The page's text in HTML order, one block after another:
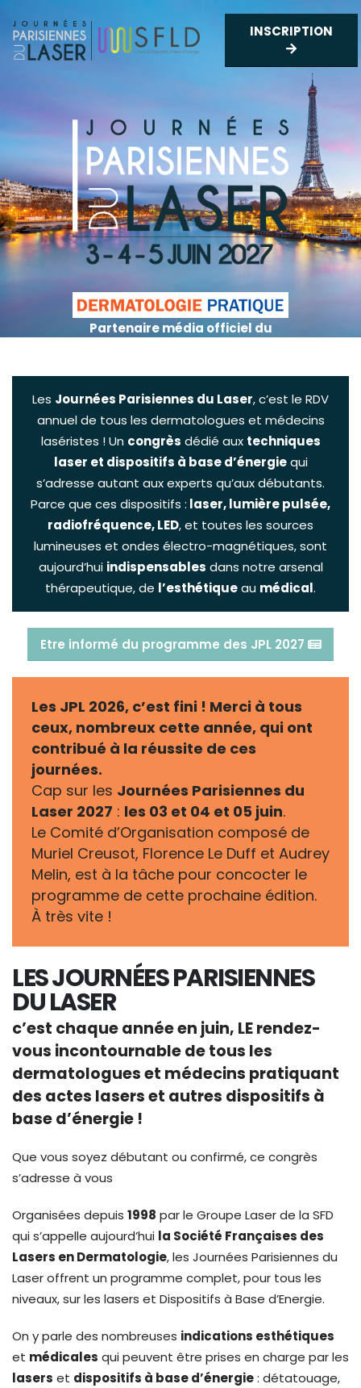
INSCRIPTION
Partenaire média officiel du
Les Journées Parisiennes du Laser, c’est le RDV
annuel de tous les dermatologues et médecins
laséristes ! Un congrès dédié aux techniques
laser et dispositifs à base d’énergiequi
s’adresse autant aux experts qu’aux débutants.
Parce que ces dispositifs : laser, lumière pulsée,
radiofréquence, LED, et toutes les sources
lumineuses et ondes électro-magnétiques, sont
aujourd’hui indispensables dans notre arsenal
thérapeutique, de l’esthétiqueau médical.
Etre informé du programme des JPL 2027
Les JPL 2026, c’est fini ! Merci à tous
ceux, nombreux cette année, qui ont
contribué à la réussite de ces
journées.
Cap sur les Journées Parisiennes du
Laser 2027 : les 03 et 04 et 05 juin.
Le Comité d’Organisation composé de
Muriel Creusot, Florence Le Duff et Audrey
Melin, est à la tâche pour concocter le
programme de cette prochaine édition.
À très vite !
LES JOURNÉES PARISIENNES
DU LASER
c’est chaque année en juin, LE rendez-
vous incontournable de tous les
dermatologues et médecins pratiquant
des actes lasers et autres dispositifs à
base d’énergie !
Que vous soyez débutant ou confirmé, ce congrès
s’adresse à vous
Organisées depuis 1998 par le Groupe Laser de la SFD
qui s’appelle aujourd’hui la Société Françaises des
Lasers en Dermatologie, les Journées Parisiennes du
Laser offrent un programme complet, pour tous les
niveaux, sur les lasers et Dispositifs à Base d’Energie.
On y parle des nombreuses indications esthétiques
et médicales qui peuvent être prises en charge par les
lasers et dispositifs à base d’énergie: détatouage,